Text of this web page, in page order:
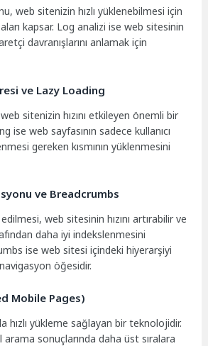
web sitenizin hızlı yüklenebilmesi için
kapsar. Log analizi ise web sitesinin
davranışlarını anlamak için
ve Lazy Loading
sitenizin hızını etkileyen önemli bir
ise web sayfasının sadece kullanıcı
gereken kısmının yüklenmesini
ve Breadcrumbs
web sitesinin hızını artırabilir ve
daha iyi indekslenmesini
ise web sitesi içindeki hiyerarşiyi
öğesidir.
Mobile Pages)
hızlı yükleme sağlayan bir teknolojidir.
arama sonuçlarında daha üst sıralara